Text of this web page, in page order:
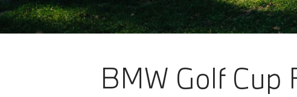
BMW Golf Cup